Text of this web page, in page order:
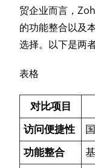
贸企业而言，
的功能整合以及
选择。以下是两
表格
对比项目
访问便捷性
功能整合